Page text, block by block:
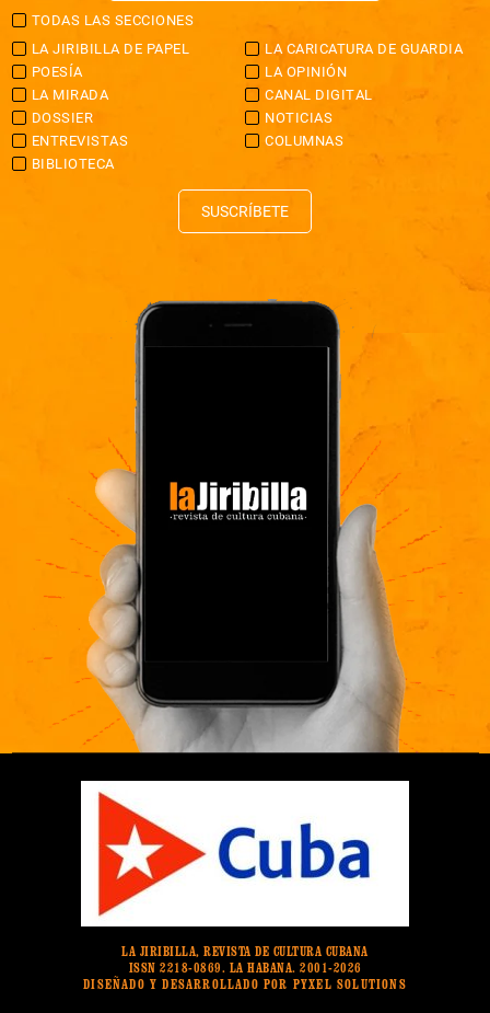
TODAS LAS SECCIONES
LA JIRIBILLA DE PAPEL
LA CARICATURA DE GUARDIA
POESÍA
LA OPINIÓN
LA MIRADA
CANAL DIGITAL
DOSSIER
NOTICIAS
ENTREVISTAS
COLUMNAS
BIBLIOTECA
SUSCRÍBETE
LA JIRIBILLA, REVISTA DE CULTURA CUBANA
ISSN 2218-0869. LA HABANA. 2001-2026
DISEÑADO Y DESARROLLADO POR PYXEL SOLUTIONS